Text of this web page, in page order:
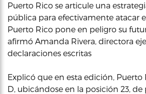
Puerto Rico se articule una
pública para efectivamente atacar
Puerto Rico pone en peligro su
afirmó Amanda Rivera, directora
declaraciones escritas
Explicó que en esta edición, Puerto
D, ubicándose en la posición 23,